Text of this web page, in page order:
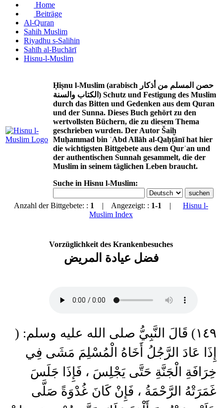
Home
Beiträge
Al-Quran
Sahih Muslim
Riyadhu s-Salihin
Sahīh al-Buchārī
Hisnu-l-Muslim
Ḥiṣnu l-Muslim (arabisch حصن المسلم من أذكار
الكتاب والسنة) Schutz und Festigung des Muslim
durch das Bitten und Gedenken aus dem Quran
und der Sunna. Dieses Buch gehört zu den
wertvollsten Büchern, die zu diesem Thema
geschrieben wurden. Der Autor Šaiḫ
Muḥammad bin ʿAbd Allāh al-Qaḥṭānī hat hier
die wichtigsten Bittgebete aus dem Qurʾan und
der authentischen Sunnah gesammelt, die der
Muslim in seinem täglichen Leben braucht.
Suche in Hisnu l-Muslim:
Anzahl der Bittgebete: : 1 | Angezeigt: : 1-1 | Hisnu l-
Muslim Index
Vorzüglichkeit des Krankenbesuches
فضل عيادة المريض
١٤٩) قَالَ النَّبِيُّ صلى الله عليه وسلم: (
إِذَا عَادَ الرَّجُلُ أَخَاهُ الْمُسْلِمَ مَشَى فِي
خِرَافَةِ الْجَنَّةِ حَتَّى يَجْلِسَ ، فَإِذَا جَلَسَ
غَمَرَتْهُ الرَّحْمَةُ ، فَإِنْ كَانَ غُدْوَةً صَلَّى